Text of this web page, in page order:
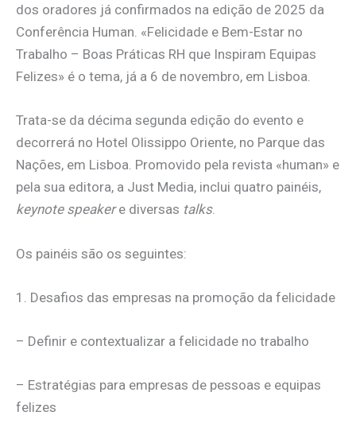
dos oradores já confirmados na edição de 2025 da
Conferência Human. «Felicidade e Bem-Estar no
Trabalho – Boas Práticas RH que Inspiram Equipas
Felizes» é o tema, já a 6 de novembro, em Lisboa.
Trata-se da décima segunda edição do evento e
decorrerá no Hotel Olissippo Oriente, no Parque das
Nações, em Lisboa. Promovido pela revista «human» e
pela sua editora, a Just Media, inclui quatro painéis,
keynote speakere diversas talks.
Os painéis são os seguintes:
1. Desafios das empresas na promoção da felicidade
– Definir e contextualizar a felicidade no trabalho
– Estratégias para empresas de pessoas e equipas
felizes